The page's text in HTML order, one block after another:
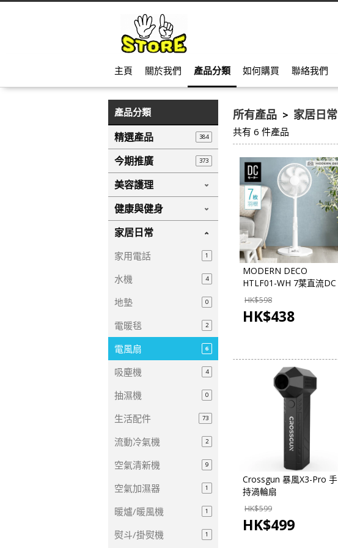
主頁 關於我們 產品分類 如何購買 聯絡我們
產品分類
精選產品 384
今期推廣 373
美容護理
健康與健身
家居日常
家用電話 1
水機 4
地墊 0
電暖毯 2
電風扇 6
吸塵機 4
抽濕機 0
生活配件 73
流動冷氣機 2
空氣清新機 9
空氣加濕器 1
暖爐/暖風機 1
熨斗/掛熨機 1
所有產品 > 家居日常
共有 6 件產品
MODERN DECO
HTLF01-WH 7葉直流DC
12"風扇
HK$598
HK$438
Crossgun 暴風X3-Pro 手
持渦輪扇
HK$599
HK$499